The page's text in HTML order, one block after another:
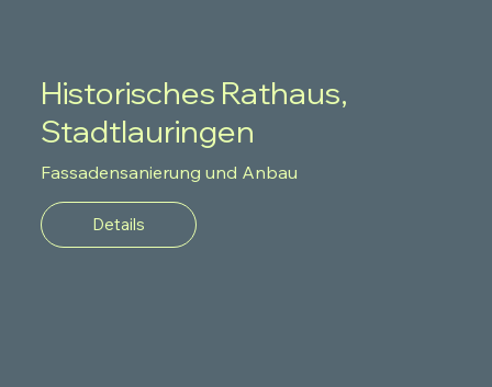
Historisches Rathaus,
Stadtlauringen
Fassadensanierung und Anbau
Details